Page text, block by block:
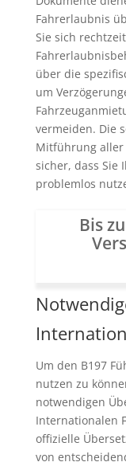
Fahrerlaubnis
Sie sich
über die
um
vermeiden. Die
Mitführung
sicher, dass Sie
problemlos
Bis
Um den B197
nutzen zu
notwendigen
Internationalen
offizielle
von